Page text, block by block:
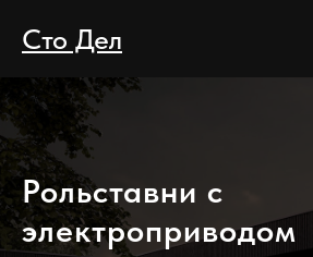
Сто Дел
Рольставни с
электроприводом